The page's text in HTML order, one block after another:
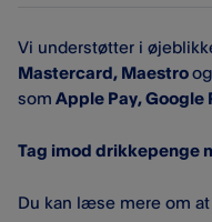
Vi understøtter i
Mastercard, Maestroog
som Apple Pay, Google
Tag imod drikkepenge
Du kan læse mere om